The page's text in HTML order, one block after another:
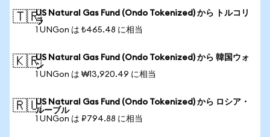
🇹🇷US Natural Gas Fund (Ondo Tokenized) から トルコリ
ラ
1 UNGon は ₺465.48 に相当
🇰🇷US Natural Gas Fund (Ondo Tokenized) から 韓国ウォ
ン
1 UNGon は ₩13,920.49 に相当
🇷🇺US Natural Gas Fund (Ondo Tokenized) から ロシア・
ルーブル
1 UNGon は ₽794.88 に相当